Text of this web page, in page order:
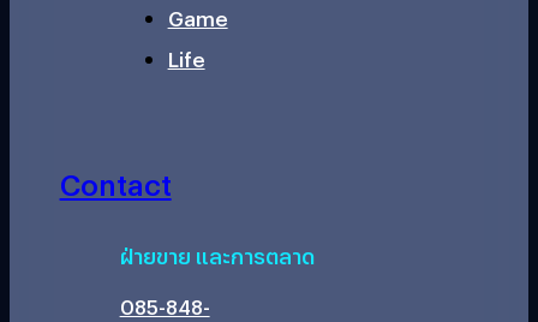
Game
Life
Contact
ฝ่ายขาย และการตลาด
085-848-